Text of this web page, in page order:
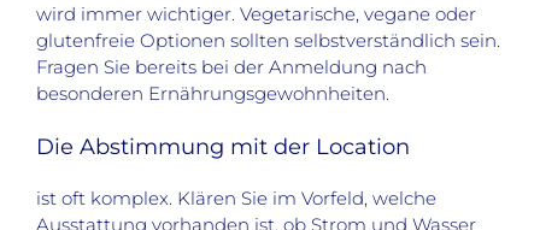
wird immer wichtiger. Vegetarische, vegane oder
glutenfreie Optionen sollten selbstverständlich sein.
Fragen Sie bereits bei der Anmeldung nach
besonderen Ernährungsgewohnheiten.
Die Abstimmung mit der Location
ist oft komplex. Klären Sie im Vorfeld, welche
Ausstattung vorhanden ist, ob Strom und Wasser